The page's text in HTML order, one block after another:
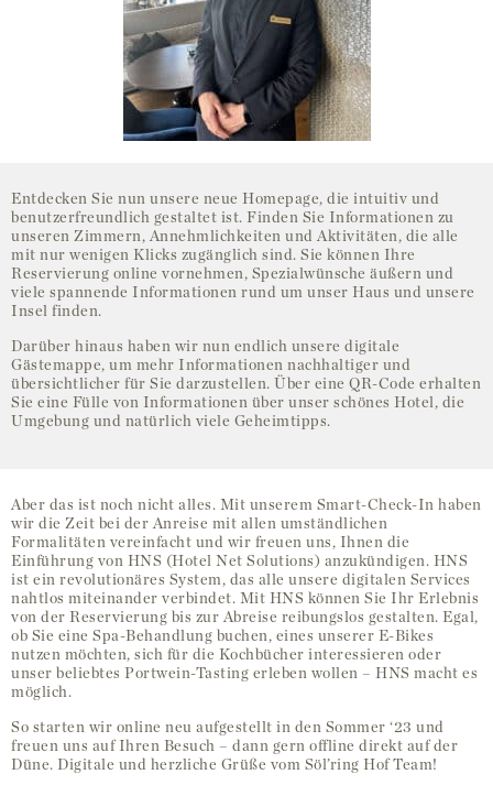
Entdecken Sie nun unsere neue Homepage, die intuitiv und
benutzerfreundlich gestaltet ist. Finden Sie Informationen zu
unseren Zimmern, Annehmlichkeiten und Aktivitäten, die alle
mit nur wenigen Klicks zugänglich sind. Sie können Ihre
Reservierung online vornehmen, Spezialwünsche äußern und
viele spannende Informationen rund um unser Haus und unsere
Insel finden.
Darüber hinaus haben wir nun endlich unsere digitale
Gästemappe, um mehr Informationen nachhaltiger und
übersichtlicher für Sie darzustellen. Über eine QR-Code erhalten
Sie eine Fülle von Informationen über unser schönes Hotel, die
Umgebung und natürlich viele Geheimtipps.
Aber das ist noch nicht alles. Mit unserem Smart-Check-In haben
wir die Zeit bei der Anreise mit allen umständlichen
Formalitäten vereinfacht und wir freuen uns, Ihnen die
Einführung von HNS (Hotel Net Solutions) anzukündigen. HNS
ist ein revolutionäres System, das alle unsere digitalen Services
nahtlos miteinander verbindet. Mit HNS können Sie Ihr Erlebnis
von der Reservierung bis zur Abreise reibungslos gestalten. Egal,
ob Sie eine Spa-Behandlung buchen, eines unserer E-Bikes
nutzen möchten, sich für die Kochbücher interessieren oder
unser beliebtes Portwein-Tasting erleben wollen – HNS macht es
möglich.
So starten wir online neu aufgestellt in den Sommer ‘23 und
freuen uns auf Ihren Besuch – dann gern offline direkt auf der
Düne. Digitale und herzliche Grüße vom Söl’ring Hof Team!